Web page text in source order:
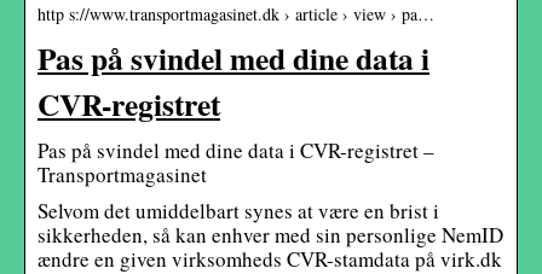
http s://www.transportmagasinet.dk › article › view › pa…
Pas på svindel med dine data i
CVR-registret
Pas på svindel med dine data i CVR-registret –
Transportmagasinet
Selvom det umiddelbart synes at være en brist i
sikkerheden, så kan enhver med sin personlige NemID
ændre en given virksomheds CVR-stamdata på virk.dk